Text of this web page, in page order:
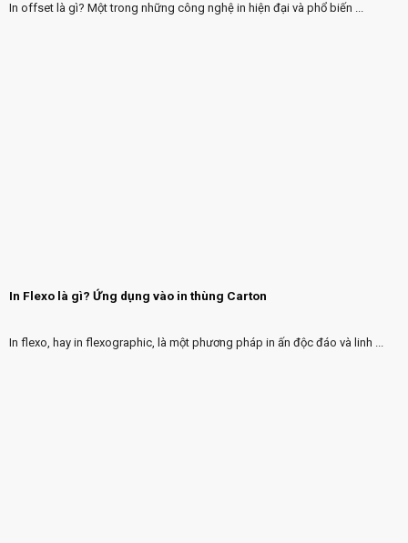
In offset là gì? Một trong những công nghệ in hiện đại và phổ biến ...
In Flexo là gì? Ứng dụng vào in thùng Carton
In flexo, hay in flexographic, là một phương pháp in ấn độc đáo và linh ...